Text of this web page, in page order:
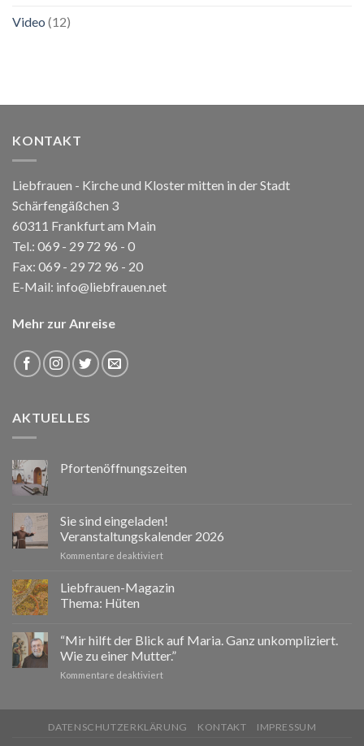
Video (12)
KONTAKT
Liebfrauen - Kirche und Kloster mitten in der Stadt
Schärfengäßchen 3
60311 Frankfurt am Main
Tel.: 069 - 29 72 96 - 0
Fax: 069 - 29 72 96 - 20
E-Mail: info@liebfrauen.net
Mehr zur Anreise
AKTUELLES
Pfortenöffnungszeiten
Sie sind eingeladen!
Veranstaltungskalender 2026
Kommentare deaktiviertfür
sind
eingeladen!
Liebfrauen-Magazin
Thema: Hüten
“Mir hilft der Blick auf Maria. Ganz unkompliziert.
Wie zu einer Mutter.”
Kommentare deaktiviertfür
Blick
DATENSCHUTZERKLÄRUNG KONTAKT IMPRESSUM